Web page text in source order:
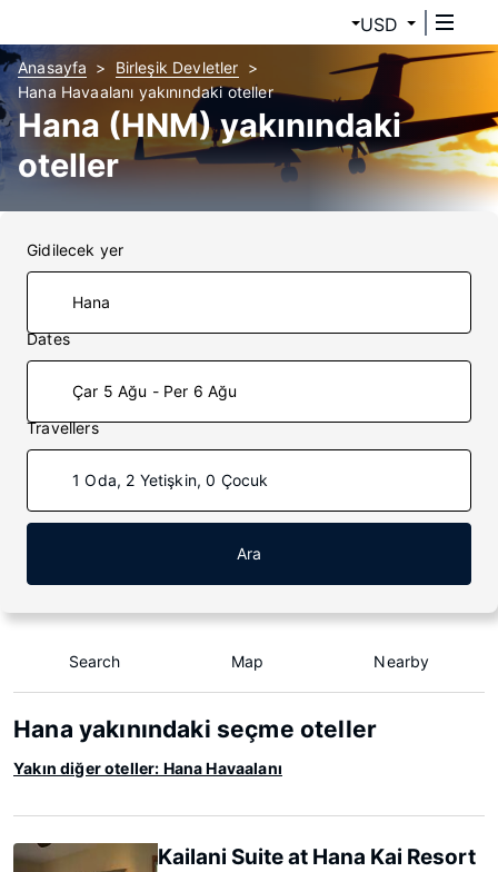
USD
Anasayfa
Birleşik Devletler
Hana Havaalanı yakınındaki oteller
Hana (HNM) yakınındaki
oteller
Gidilecek yer
Dates
Çar 5 Ağu - Per 6 Ağu
Travellers
1 Oda, 2 Yetişkin, 0 Çocuk
Ara
Search Map Nearby
Hana yakınındaki seçme oteller
Yakın diğer oteller: Hana Havaalanı
Kailani Suite at Hana Kai Resort